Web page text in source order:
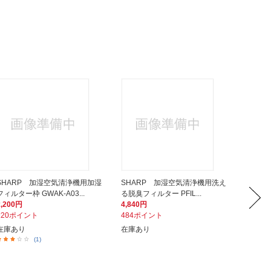
加湿空気清浄機用加湿
ィルター枠 GWAK-A03...
円
ポイント
庫あり
(1)
SHARP 加湿空気清浄機用洗え
る脱臭フィルター PFIL...
4,840円
484ポイント
在庫あり
ー
1,870円